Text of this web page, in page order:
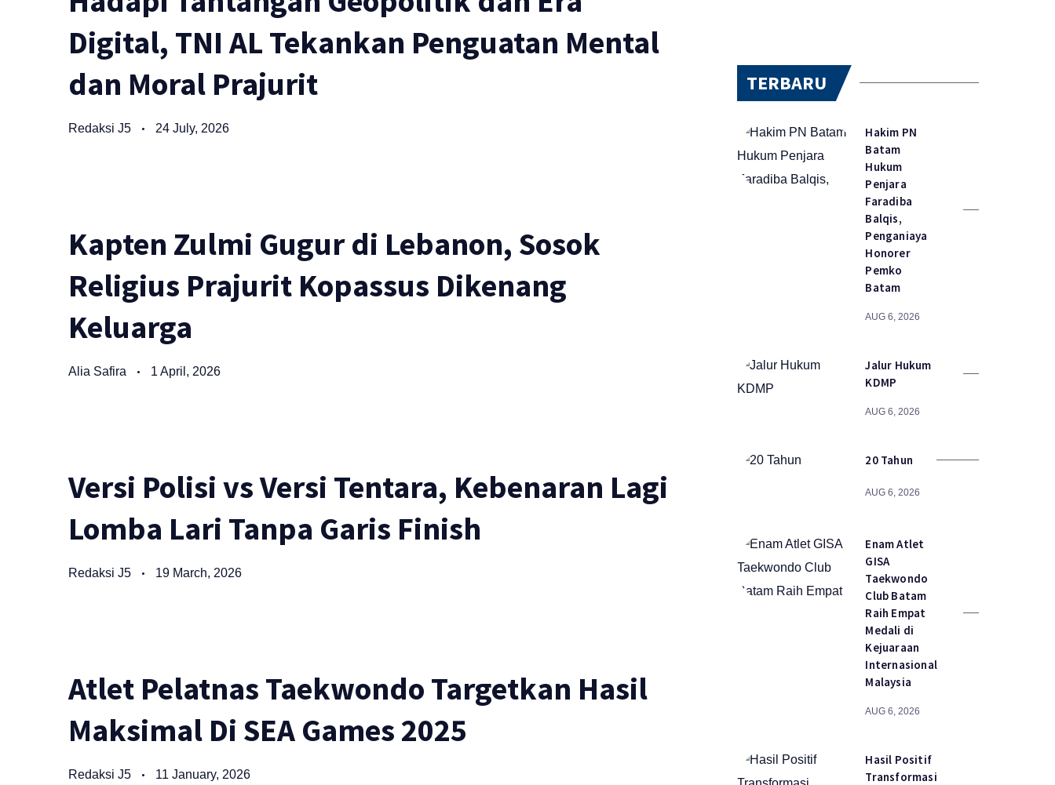
Digital, TNI AL Tekankan Penguatan Mental
dan Moral Prajurit
Redaksi J5 24 July, 2026
Kapten Zulmi Gugur di Lebanon, Sosok
Religius Prajurit Kopassus Dikenang
Keluarga
Alia Safira 1 April, 2026
Versi Polisi vs Versi Tentara, Kebenaran Lagi
Lomba Lari Tanpa Garis Finish
Redaksi J5 19 March, 2026
Atlet Pelatnas Taekwondo Targetkan Hasil
Maksimal Di SEA Games 2025
Redaksi J5 11 January, 2026
TERBARU
Hakim PN
Batam
Hukum
Penjara
Faradiba
Balqis,
Penganiaya
Honorer
Pemko
Batam
AUG 6, 2026
Jalur Hukum
KDMP
AUG 6, 2026
20 Tahun
AUG 6, 2026
Enam Atlet
GISA
Taekwondo
Club Batam
Raih Empat
Medali di
Kejuaraan
Internasional
Malaysia
AUG 6, 2026
Hasil Positif
Transformasi